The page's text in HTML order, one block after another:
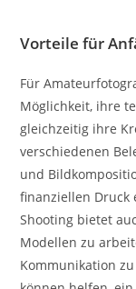
Vorteile für
Für
Möglichkeit, ihre
gleichzeitig ihre
verschiedenen
und
finanziellen Druck
Shooting bietet
Modellen zu
Kommunikation